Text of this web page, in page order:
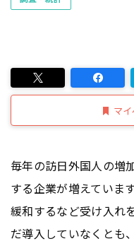
マ
毎年の訪日外国人の増
する企業が増えていま
緩和するなど受け入れ
だ導入していなくとも